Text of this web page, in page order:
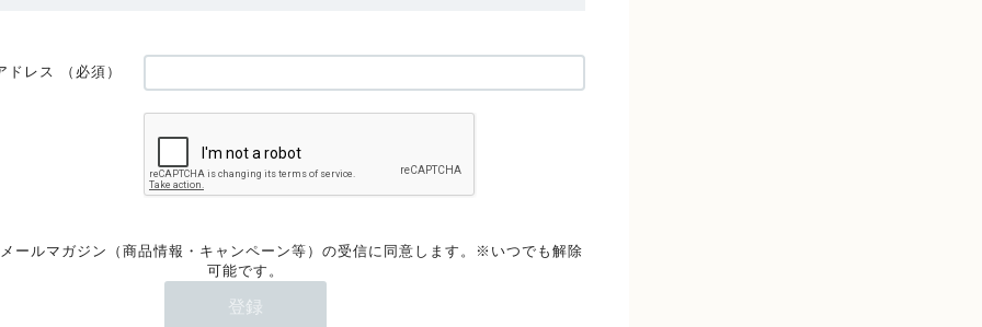
ドレス （必須）
ールマガジン（商品情報・キャンペーン等）の受信に同意します。※いつでも解除
可能です。